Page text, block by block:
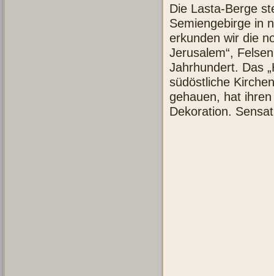
Die Lasta-Berge
Semiengebirge in
erkunden wir die
Jerusalem“,
Jahrhundert. Das
südöstliche
gehauen, hat
Dekoration.